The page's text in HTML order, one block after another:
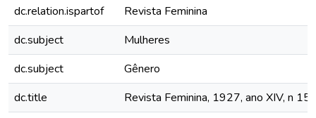
dc.relation.ispartof
Revista Feminina
dc.subject
Mulheres
dc.subject
Gênero
dc.title
Revista Feminina, 1927, ano XIV, n